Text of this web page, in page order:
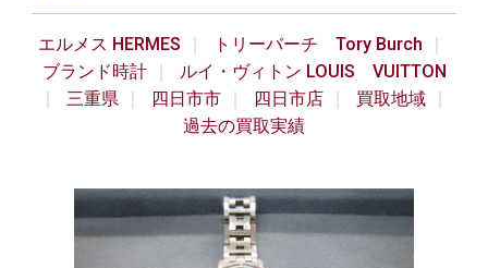
エルメス HERMES
トリーバーチ Tory Burch
ブランド時計
ルイ・ヴィトン LOUIS VUITTON
三重県
四日市市 四日市店
買取地域
過去の買取実績